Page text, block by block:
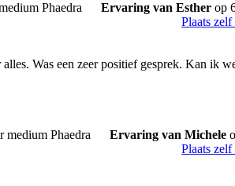
Ervaring van Esther op
Plaats
Was een zeer positief gesprek. Kan ik
Ervaring van Michele
Plaats